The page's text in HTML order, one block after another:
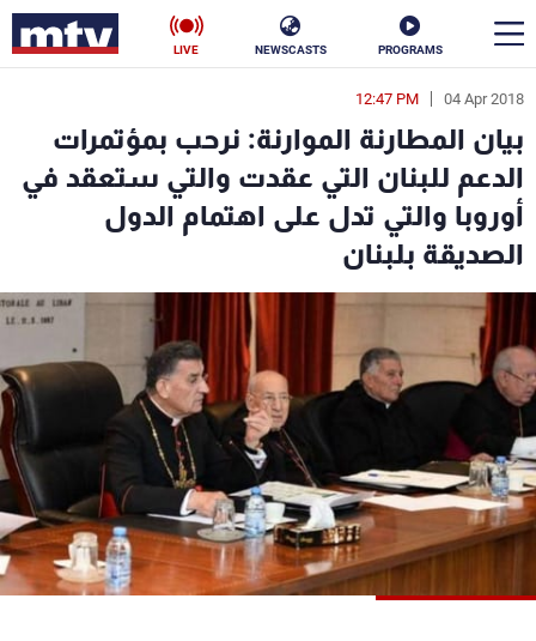
PROGRAMS
NEWSCASTS
LIVE
04 Apr 2018
12:47 PM
بيان المطارنة الموارنة: نرحب بمؤتمرات
الدعم للبنان التي عقدت والتي ستعقد في
أوروبا والتي تدل على اهتمام الدول
الصديقة بلبنان
en
الأخبار
سياسة ناس
إقتصاد
منوعات رياضة
كأس العالم
البرامج
جدول البرامج
شاهد البرامج
الترددات